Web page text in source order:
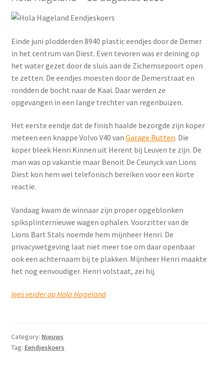
Einde juni plodderden 8940 plastic eendjes door de Demer
in het centrum van Diest. Even tevoren was er deining op
het water gezet door de sluis aan de Zichemsepoort open
te zetten. De eendjes moesten door de Demerstraat en
rondden de bocht naar de Kaai. Daar werden ze
opgevangen in een lange trechter van regenbuizen.
Het eerste eendje dat de finish haalde bezorgde zijn koper
meteen een knappe Volvo V40 van Garage Rutten. Die
koper bleek Henri Kinnen uit Herent bij Leuven te zijn. De
man was op vakantie maar Benoit De Ceunyck van Lions
Diest kon hem wel telefonisch bereiken voor een korte
reactie.
Vandaag kwam de winnaar zijn proper opgeblonken
spiksplinternieuwe wagen ophalen. Voorzitter van de
Lions Bart Stals noemde hem mijnheer Henri. De
privacywetgeving laat niet meer toe om daar openbaar
ook een achternaam bij te plakken. Mijnheer Henri maakte
het nog eenvoudiger. Henri volstaat, zei hij.
lees verder op Hola Hageland
Category: Nieuws
Tag: Eendjeskoers